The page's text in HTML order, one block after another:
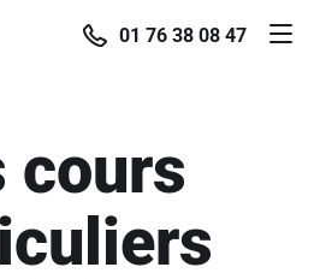
01 76 38 08 47
cours